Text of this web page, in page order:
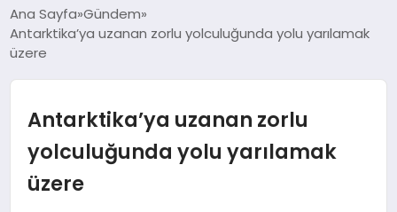
GÜNDEM
DÜNYA
EĞITIM
Ana Sayfa Gündem
Antarktika’ya uzanan zorlu yolculuğunda yolu yarılamak
üzere
Antarktika’ya uzanan zorlu
yolculuğunda yolu yarılamak
üzere